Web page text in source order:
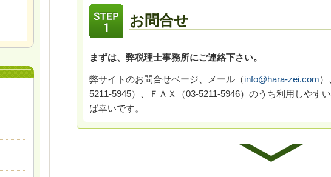
お問合せ
まずは、弊税理士事務所にご連絡下さい。
弊サイトのお問合せページ、メール（info@hara-zei.com
5211-5945）、ＦＡＸ（03-5211-5946）のうち利用しやす
ば幸いです。